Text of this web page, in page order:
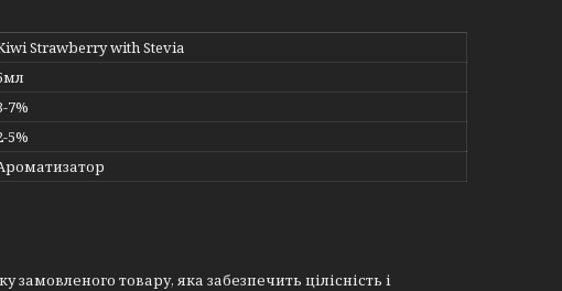
Strawberry with Stevia
7%
5%
замовленого товару, яка забезпечить цілісність і